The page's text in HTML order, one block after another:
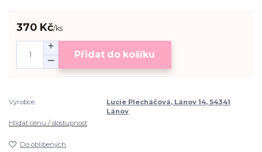
370 Kč/ks
Přidat do košíku
Výrobce:
Lucie Plecháčová, Lánov 14, 54341
Lánov
Hlídat cenu / dostupnost
Do oblíbených